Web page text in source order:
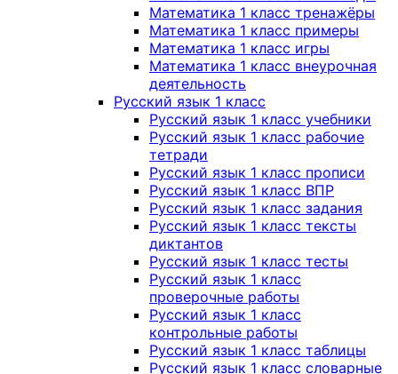
Математика 1 класс тренажёры
Математика 1 класс примеры
Математика 1 класс игры
Математика 1 класс внеурочная
деятельность
Русский язык 1 класс
Русский язык 1 класс учебники
Русский язык 1 класс рабочие
тетради
Русский язык 1 класс прописи
Русский язык 1 класс ВПР
Русский язык 1 класс задания
Русский язык 1 класс тексты
диктантов
Русский язык 1 класс тесты
Русский язык 1 класс
проверочные работы
Русский язык 1 класс
контрольные работы
Русский язык 1 класс таблицы
Русский язык 1 класс словарные